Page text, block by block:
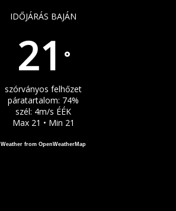
IDŐJÁRÁS BAJÁN
21 °
szórványos felhőzet
páratartalom: 74%
szél: 4m/s ÉÉK
Max 21 • Min 21
Weather from OpenWeatherMap